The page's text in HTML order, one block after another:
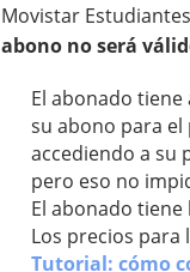
Movistar
abono no será
El abonado
su abono para
accediendo a su
pero eso no
El abonado
Los precios para
Tutorial: cómo